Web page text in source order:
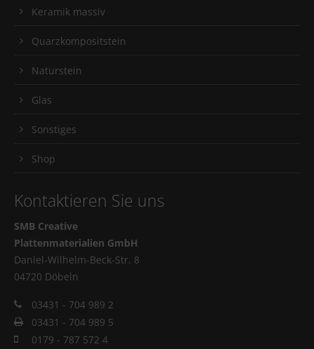
Keramik massiv
Quarzkompositstein
Naturstein
Glas
Sonstiges
Shop
Kontaktieren Sie uns
SMB Creative
Plattenmaterialien GmbH
Daniel-Wilhelm-Beck-Str. 8
04720 Döbeln
03431 - 704 989 2
03431 - 704 989 5
0179 - 787 572 4